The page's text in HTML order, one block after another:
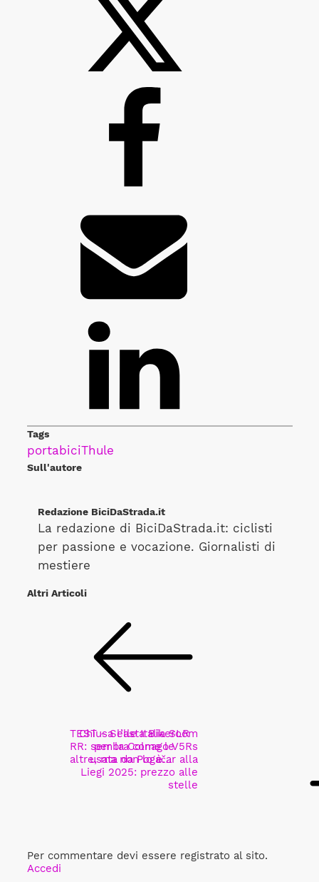
Tags
portabiciThule
Sull'autore
Redazione BiciDaStrada.it
La redazione di BiciDaStrada.it: ciclisti
per passione e vocazione. Giornalisti di
mestiere
Altri Articoli
TEST - Selle Italia SLR
RR: sembra come le
altre, ma non lo è…
Chiusa l’asta Bikeroom
per la Colnago V5Rs
usata da Pogačar alla
Liegi 2025: prezzo alle
stelle
Per commentare devi essere registrato al sito.
Accedi